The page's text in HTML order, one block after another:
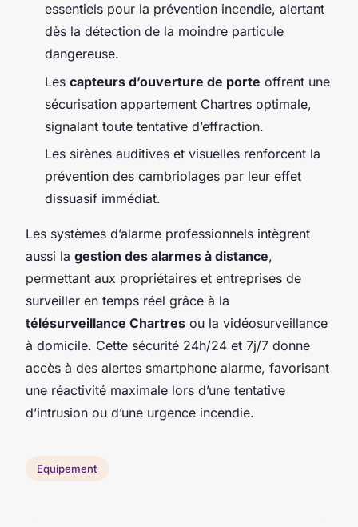
essentiels pour la prévention incendie, alertant
dès la détection de la moindre particule
dangereuse.
Les capteurs d’ouverture de porte offrent une
sécurisation appartement Chartres optimale,
signalant toute tentative d’effraction.
Les sirènes auditives et visuelles renforcent la
prévention des cambriolages par leur effet
dissuasif immédiat.
Les systèmes d’alarme professionnels intègrent
aussi la gestion des alarmes à distance,
permettant aux propriétaires et entreprises de
surveiller en temps réel grâce à la
télésurveillance Chartres ou la vidéosurveillance
à domicile. Cette sécurité 24h/24 et 7j/7 donne
accès à des alertes smartphone alarme, favorisant
une réactivité maximale lors d’une tentative
d’intrusion ou d’une urgence incendie.
Equipement